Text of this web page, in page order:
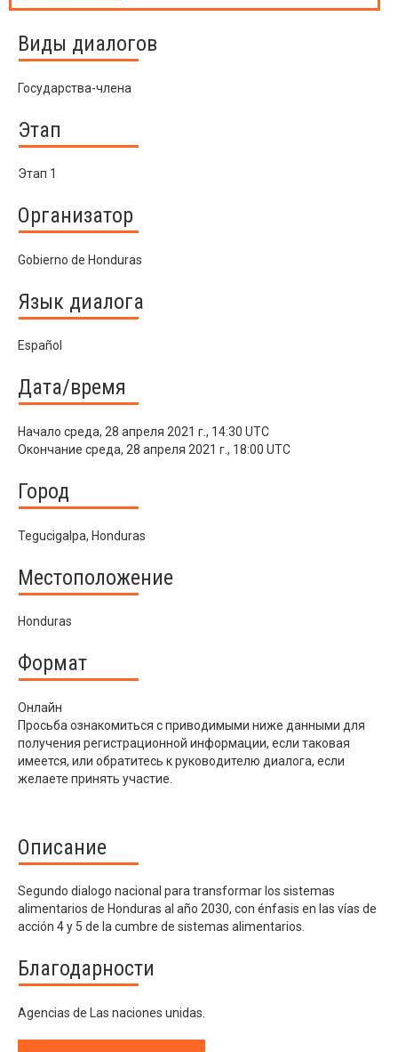
Виды диалогов
Государства-члена
Этап
Этап 1
Организатор
Gobierno de Honduras
Язык диалога
Español
Дата/время
Начало среда, 28 апреля 2021 г., 14:30 UTC
Окончание среда, 28 апреля 2021 г., 18:00 UTC
Город
Tegucigalpa, Honduras
Местоположение
Honduras
Формат
Онлайн
Просьба ознакомиться с приводимыми ниже данными для
получения регистрационной информации, если таковая
имеется, или обратитесь к руководителю диалога, если
желаете принять участие.
Описание
Segundo dialogo nacional para transformar los sistemas
alimentarios de Honduras al año 2030, con énfasis en las vías de
acción 4 y 5 de la cumbre de sistemas alimentarios.
Благодарности
Agencias de Las naciones unidas.